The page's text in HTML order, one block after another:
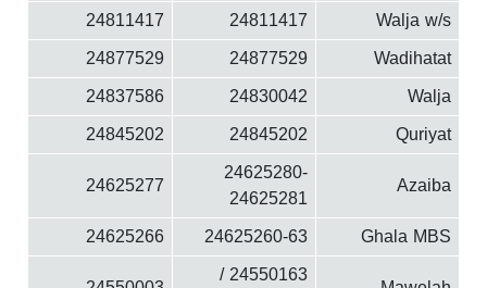
Walja w/s
24811417
24811417
Wadihatat
24877529
24877529
Walja
24830042
24837586
Quriyat
24845202
24845202
Azaiba
24625280-
24625281
24625277
Ghala MBS
24625260-63
24625266
24550163 /